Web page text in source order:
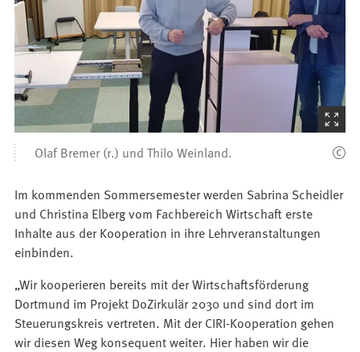
(Startet
den
Olaf Bremer (r.) und Thilo Weinland.
Im kommenden Sommersemester werden Sabrina Scheidler
und Christina Elberg vom Fachbereich Wirtschaft erste
Inhalte aus der Kooperation in ihre Lehrveranstaltungen
einbinden.
„Wir kooperieren bereits mit der Wirtschaftsförderung
Dortmund im Projekt DoZirkulär 2030 und sind dort im
Steuerungskreis vertreten. Mit der CIRI-Kooperation gehen
wir diesen Weg konsequent weiter. Hier haben wir die